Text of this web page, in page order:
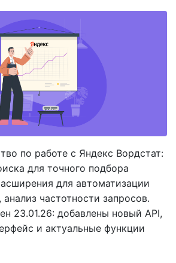
по работе с Яндекс Вордстат:
для точного подбора
для автоматизации
частотности запросов.
23.01.26: добавлены новый API,
и актуальные функции